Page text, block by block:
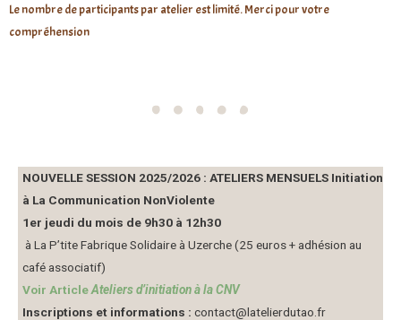
Le nombre de participants par atelier est limité. Merci pour votre
compréhension
NOUVELLE SESSION 2025/2026 : ATELIERS MENSUELS Initiation
à La Communication NonViolente
1er jeudi du mois de 9h30 à 12h30
à La P’tite Fabrique Solidaire à Uzerche (25 euros + adhésion au
café associatif)
Voir ArticleAteliers d’initiation à la CNV
Inscriptions et informations : contact@latelierdutao.fr